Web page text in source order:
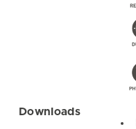
Downloads